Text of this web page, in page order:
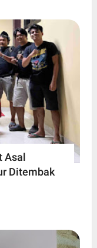
Asal
Ditembak